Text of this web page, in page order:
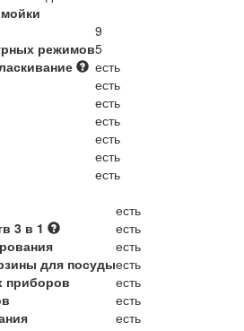
9
режимов5
есть
есть
есть
есть
есть
есть
есть
есть
3 в 1
есть
есть
для посудыесть
приборов
есть
есть
есть